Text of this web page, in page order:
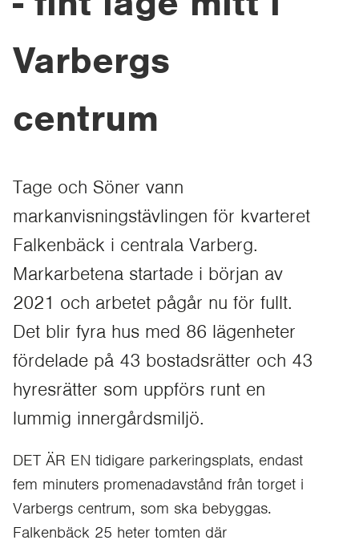
Varbergs
centrum
Tage och Söner vann
markanvisningstävlingen för kvarteret
Falkenbäck i centrala Varberg.
Markarbetena startade i början av
2021 och arbetet pågår nu för fullt.
Det blir fyra hus med 86 lägenheter
fördelade på 43 bostadsrätter och 43
hyresrätter som uppförs runt en
lummig innergårdsmiljö.
DET ÄR EN tidigare parkeringsplats, endast
fem minuters promenadavstånd från torget i
Varbergs centrum, som ska bebyggas.
Falkenbäck 25 heter tomten där